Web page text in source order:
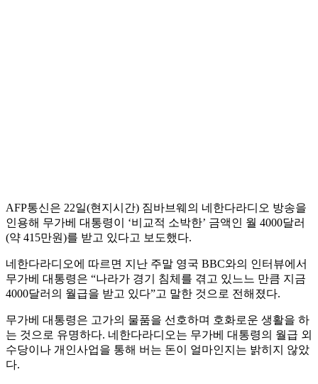
AFP통신은 22일(현지시간) 짐바브웨의 네한다라디오 방송을
인용해 무가베 대통령이 ‘비교적 소박한’ 금액인 월 4000달러
(약 415만원)를 받고 있다고 보도했다.
네한다라디오에 따르면 지난 주말 영국 BBC와의 인터뷰에서
무가베 대통령은 “나라가 경기 침체를 겪고 있느느 만큼 지금
4000달러의 월급을 받고 있다”고 말한 것으로 전해졌다.
무가베 대통령은 고가의 물품을 선호하며 호화로운 생활을 하
는 것으로 유명하다. 네한다라디오는 무가베 대통령의 월급 외
수당이나 개인사업을 통해 버는 돈이 얼마인지는 밝히지 않았
다.